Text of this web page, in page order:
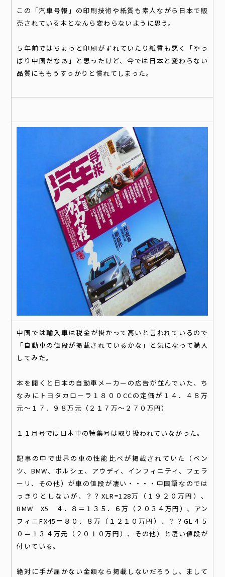
この「汽車号報」の印刷技術や紙質も素人ながら日本で販
売されている本となんら変わらないように思う。
５年前ではちょっと印刷がずれていたり紙質も悪く「やっ
ぱり中国だなぁ」と思ったけど、今では日本と変わらない
品質にももうすっかりと慣れてしまった。
中国では輸入車は税金が掛かって高いと言われているので
「自動車の値段が掲載されているかな」と気になって購入
してみた。
本を開くと日本の自動車メーカーの広告が並んでいた、ち
なみにトヨタカローラ１８００CCの定価が１４．４８万
元〜１７．９８万元（２１７万〜２７０万円）
１１月号では日本車の特集号は取り扱われていなかった。
記事の中で世界の車の性能比べが掲載されていた（ベン
ツ、BMW、ポルシェ、アウディ、インフィニティ、フェラ
ーリ、その他）が車の値段が凄い・・・・中国語なのでは
っきりとしないが、？？XLR=128万（１９２０万円）、
BMW X5 ４．８＝１３５．６万（２０３４万円）、アン
フィニFX45＝８０．８万（１２１０万円）、？？GL４５
０＝１３４万元（２０１０万円）、その他）と凄い値段が
付いている。
絶対に手が届かない金額なら掲載しないだろうし、まして